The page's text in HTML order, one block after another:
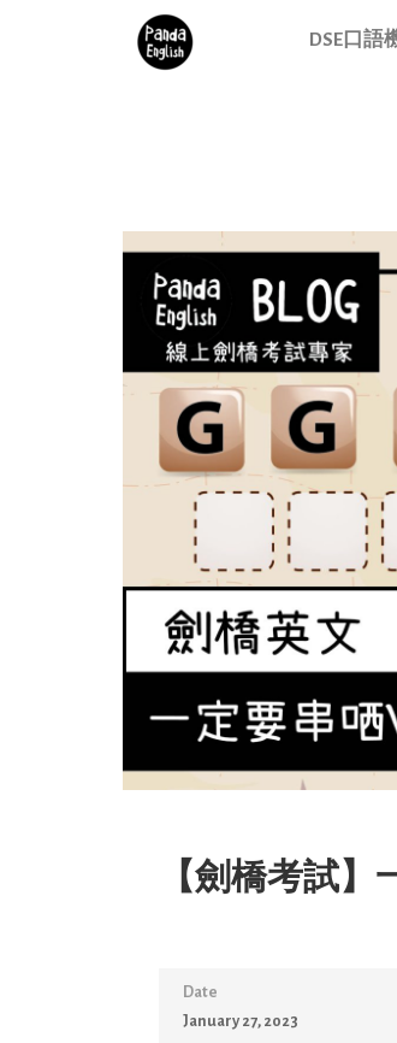
DSE口語
【劍橋考試】
Date
January 27, 2023